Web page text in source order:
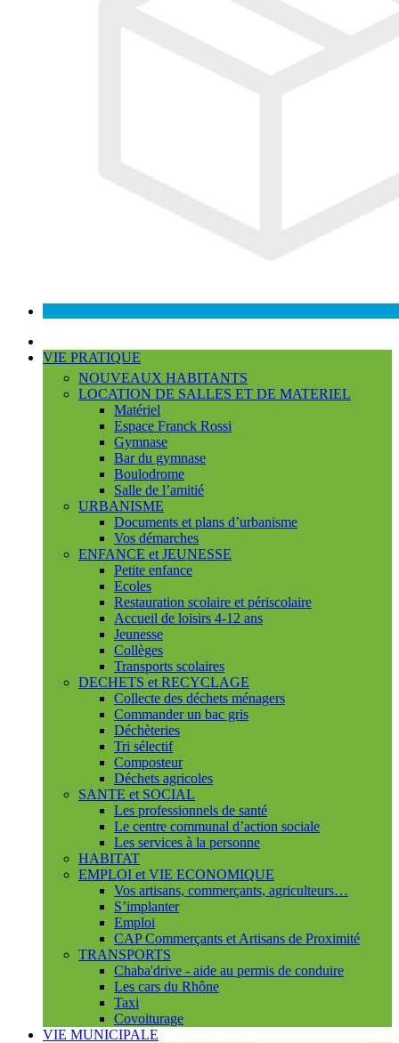
VIE PRATIQUE
NOUVEAUX HABITANTS
LOCATION DE SALLES ET DE MATERIEL
Matériel
Espace Franck Rossi
Gymnase
Bar du gymnase
Boulodrome
Salle de l’amitié
URBANISME
Documents et plans d’urbanisme
Vos démarches
ENFANCE et JEUNESSE
Petite enfance
Ecoles
Restauration scolaire et périscolaire
Accueil de loisirs 4-12 ans
Jeunesse
Collèges
Transports scolaires
DECHETS et RECYCLAGE
Collecte des déchets ménagers
Commander un bac gris
Déchèteries
Tri sélectif
Composteur
Déchets agricoles
SANTE et SOCIAL
Les professionnels de santé
Le centre communal d’action sociale
Les services à la personne
HABITAT
EMPLOI et VIE ECONOMIQUE
Vos artisans, commerçants, agriculteurs…
S’implanter
Emploi
CAP Commerçants et Artisans de Proximité
TRANSPORTS
Chaba'drive - aide au permis de conduire
Les cars du Rhône
Taxi
Covoiturage
VIE MUNICIPALE